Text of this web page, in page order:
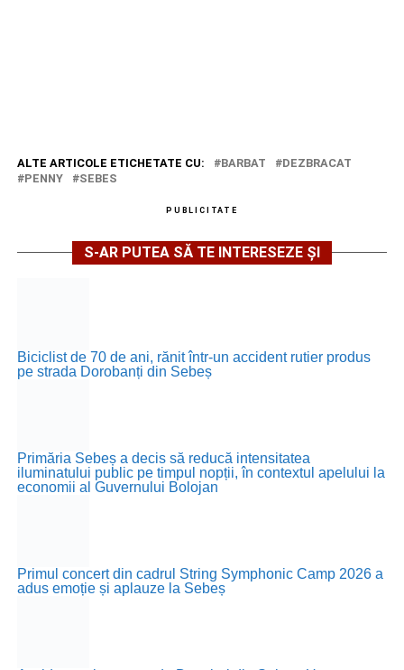
ALTE ARTICOLE ETICHETATE CU: BARBAT
DEZBRACAT
PENNY
SEBES
PUBLICITATE
S-AR PUTEA SĂ TE INTERESEZE ȘI
Biciclist de 70 de ani, rănit într-un accident rutier produs
pe strada Dorobanți din Sebeș
Primăria Sebeș a decis să reducă intensitatea
iluminatului public pe timpul nopții, în contextul apelului la
economii al Guvernului Bolojan
Primul concert din cadrul String Symphonic Camp 2026 a
adus emoție și aplauze la Sebeș